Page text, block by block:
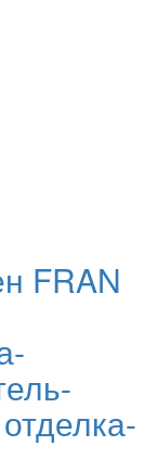
FRAN